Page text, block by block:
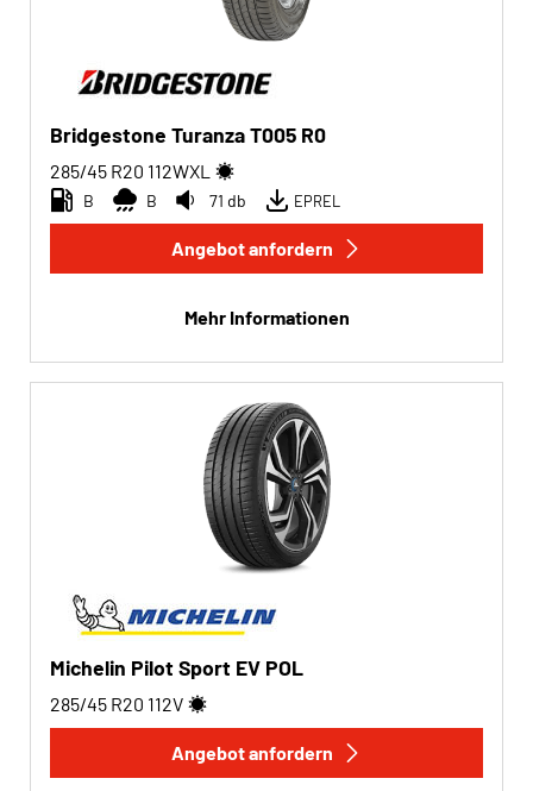
Bridgestone Turanza T005 R0
285/45 R20 112WXL
B B 71 db EPREL
Angebot anfordern
Mehr Informationen
Michelin Pilot Sport EV POL
285/45 R20 112V
Angebot anfordern